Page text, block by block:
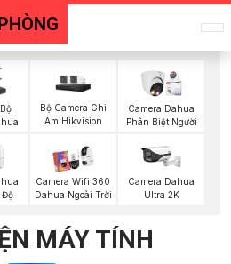
Bộ Camera Ghi
Âm Hikvision
Camera Dahua
Phân Biệt Người
Độ
Camera Wifi 360
Dahua Ngoài Trời
Camera Dahua
Ultra 2K
MÁY TÍNH